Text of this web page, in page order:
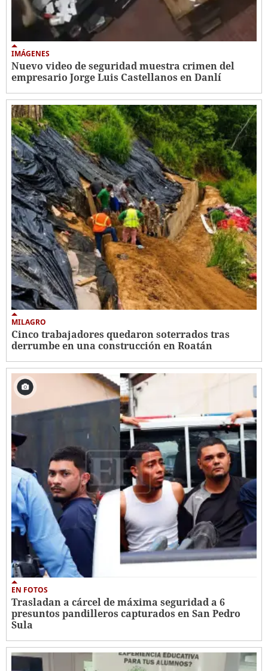
IMÁGENES
Nuevo video de seguridad muestra crimen del
empresario Jorge Luis Castellanos en Danlí
MILAGRO
Cinco trabajadores quedaron soterrados tras
derrumbe en una construcción en Roatán
EN FOTOS
Trasladan a cárcel de máxima seguridad a 6
presuntos pandilleros capturados en San Pedro
Sula